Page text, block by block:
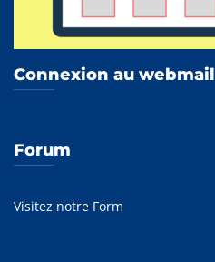
Connexion au webmail
Forum
Visitez notre Form